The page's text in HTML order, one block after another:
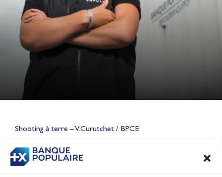
Shooting à terre – V.Curutchet / BPCE
CONTENU
Lauriane Nolot en or à Long
Jeux Olympiques 2028